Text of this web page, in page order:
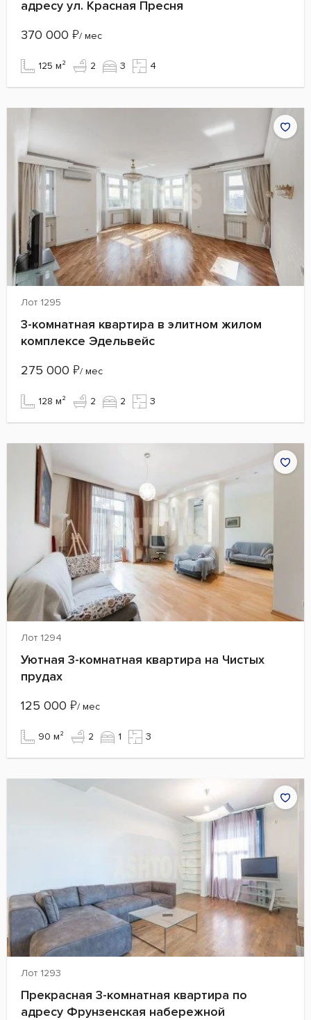
адресу ул. Красная Пресня
370 000 ₽/ мес
125 м² 2 3 4
Лот 1295
3-комнатная квартира в элитном жилом
комплексе Эдельвейс
275 000 ₽/ мес
128 м² 2 2 3
Лот 1294
Уютная 3-комнатная квартира на Чистых
прудах
125 000 ₽/ мес
90 м² 2 1 3
Лот 1293
Прекрасная 3-комнатная квартира по
адресу Фрунзенская набережной